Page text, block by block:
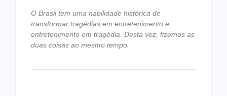
O Brasil tem uma habilidade histórica de
transformar tragédias em entretenimento e
entretenimento em tragédia. Desta vez, fizemos as
duas coisas ao mesmo tempo.